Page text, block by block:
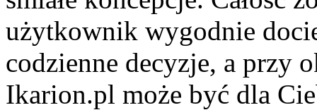
użytkownik wygodnie
codzienne decyzje, a przy
Ikarion.pl może być dla